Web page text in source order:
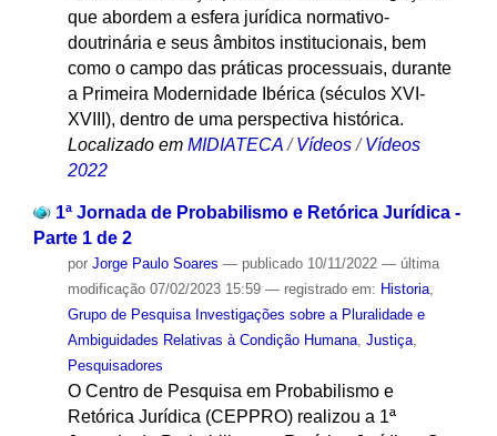
que abordem a esfera jurídica normativo-
doutrinária e seus âmbitos institucionais, bem
como o campo das práticas processuais, durante
a Primeira Modernidade Ibérica (séculos XVI-
XVIII), dentro de uma perspectiva histórica.
Localizado em MIDIATECA /Vídeos /Vídeos
2022
1ª Jornada de Probabilismo e Retórica Jurídica -
Parte 1 de 2
por Jorge Paulo Soares — publicado10/11/2022 — última
modificação07/02/2023 15:59 — registrado em: Historia,
Grupo de Pesquisa Investigações sobre a Pluralidade e
Ambiguidades Relativas à Condição Humana, Justiça,
Pesquisadores
O Centro de Pesquisa em Probabilismo e
Retórica Jurídica (CEPPRO) realizou a 1ª